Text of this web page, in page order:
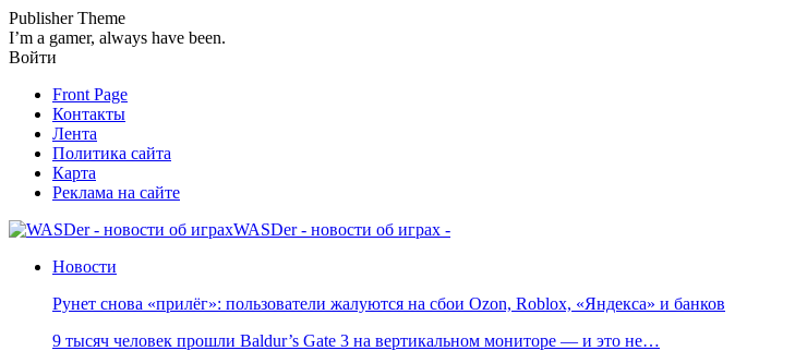
Publisher Theme
I’m a gamer, always have been.
Войти
Front Page
Контакты
Лента
Политика сайта
Карта
Реклама на сайте
WASDer - новости об играх -
Новости
Рунет снова «прилёг»: пользователи жалуются на сбои Ozon, Roblox, «Яндекса» и банков
9 тысяч человек прошли Baldur’s Gate 3 на вертикальном мониторе — и это не…